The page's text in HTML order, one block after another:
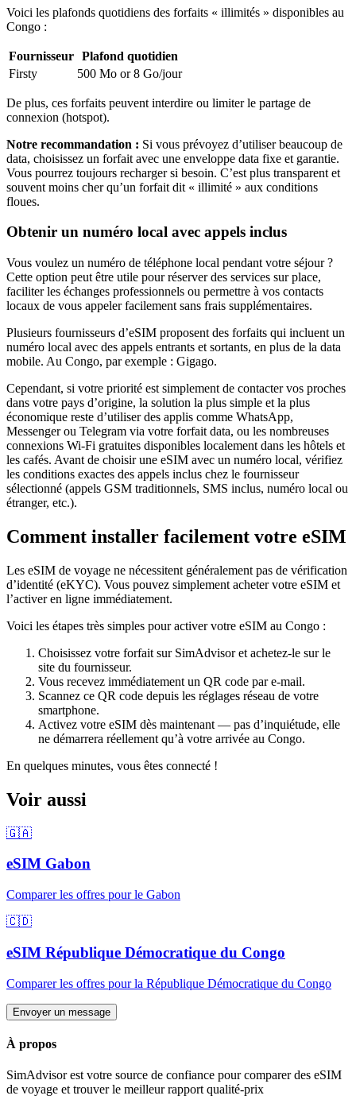
Voici les plafonds quotidiens des forfaits « illimités » disponibles au
Congo :
Fournisseur Plafond quotidien
Firsty
500 Mo or 8 Go/jour
De plus, ces forfaits peuvent interdire ou limiter le partage de
connexion (hotspot).
Notre recommandation : Si vous prévoyez d’utiliser beaucoup de
data, choisissez un forfait avec une enveloppe data fixe et garantie.
Vous pourrez toujours recharger si besoin. C’est plus transparent et
souvent moins cher qu’un forfait dit « illimité » aux conditions
floues.
Obtenir un numéro local avec appels inclus
Vous voulez un numéro de téléphone local pendant votre séjour ?
Cette option peut être utile pour réserver des services sur place,
faciliter les échanges professionnels ou permettre à vos contacts
locaux de vous appeler facilement sans frais supplémentaires.
Plusieurs fournisseurs d’eSIM proposent des forfaits qui incluent un
numéro local avec des appels entrants et sortants, en plus de la data
mobile. Au Congo, par exemple : Gigago.
Cependant, si votre priorité est simplement de contacter vos proches
dans votre pays d’origine, la solution la plus simple et la plus
économique reste d’utiliser des applis comme WhatsApp,
Messenger ou Telegram via votre forfait data, ou les nombreuses
connexions Wi‑Fi gratuites disponibles localement dans les hôtels et
les cafés. Avant de choisir une eSIM avec un numéro local, vérifiez
les conditions exactes des appels inclus chez le fournisseur
sélectionné (appels GSM traditionnels, SMS inclus, numéro local ou
étranger, etc.).
Comment installer facilement votre eSIM
Les eSIM de voyage ne nécessitent généralement pas de vérification
d’identité (eKYC). Vous pouvez simplement acheter votre eSIM et
l’activer en ligne immédiatement.
Voici les étapes très simples pour activer votre eSIM au Congo :
Choisissez votre forfait sur SimAdvisor et achetez-le sur le
site du fournisseur.
Vous recevez immédiatement un QR code par e-mail.
Scannez ce QR code depuis les réglages réseau de votre
smartphone.
Activez votre eSIM dès maintenant — pas d’inquiétude, elle
ne démarrera réellement qu’à votre arrivée au Congo.
En quelques minutes, vous êtes connecté !
Voir aussi
🇬🇦
eSIM Gabon
Comparer les offres pourle Gabon
🇨🇩
eSIM République Démocratique du Congo
Comparer les offres pourla République Démocratique du Congo
Envoyer un message
À propos
SimAdvisor est votre source de confiance pour comparer des eSIM
de voyage et trouver le meilleur rapport qualité-prix